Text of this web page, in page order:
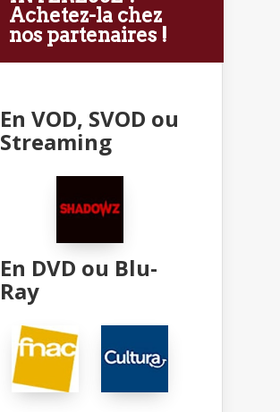
Achetez-la chez
nos partenaires !
En VOD, SVOD ou
Streaming
En DVD ou Blu-
Ray